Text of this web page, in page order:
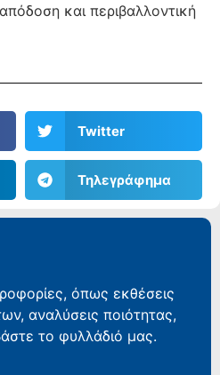
και περιβαλλοντική
Twitter
Τηλεγράφημα
όπως εκθέσεις
αναλύσεις ποιότητας,
το φυλλάδιό μας.